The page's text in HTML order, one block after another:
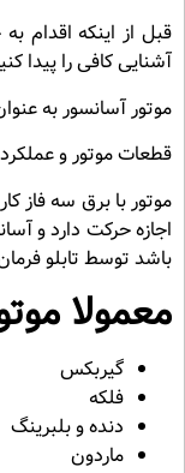
قبل از اینکه اقدام
آشنایی کافی را پیدا
موتور آسانسور به
قطعات موتور و
موتور با برق سه فاز
اجازه حرکت دارد و
باشد توسط تابلو
معمولا
گیربکس
فلکه
دنده و بلبرینگ
ماردون